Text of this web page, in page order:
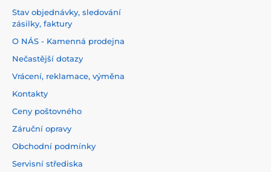
Stav objednávky, sledování
zásilky, faktury
O NÁS - Kamenná prodejna
Nečastější dotazy
Vrácení, reklamace, výměna
Kontakty
Ceny poštovného
Záruční opravy
Obchodní podmínky
Servisní střediska